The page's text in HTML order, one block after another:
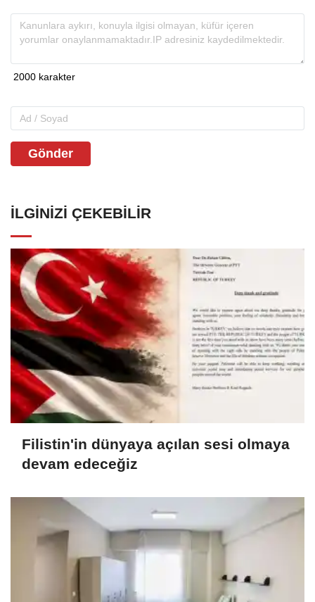
Gönder
İLGINIZI ÇEKEBILIR
Filistin'in dünyaya açılan sesi olmaya
devam edeceğiz